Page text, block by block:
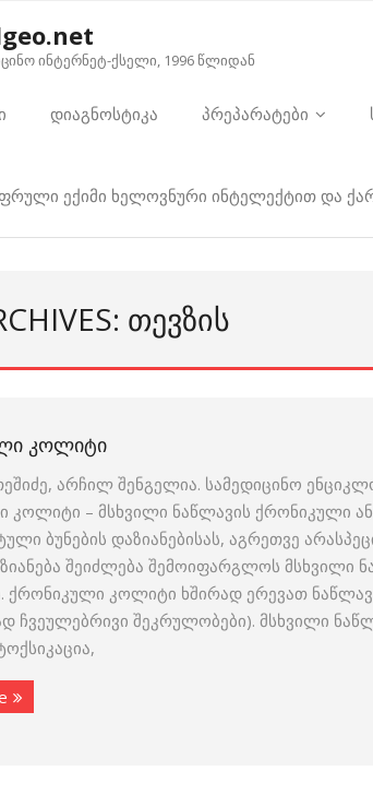
ინტერნეტ-ქსელი, 1996 წლიდან
დიაგნოსტიკა პრეპარატები
ექიმი ხელოვნური ინტელექტით და
ᲗᲔᲕᲖᲘᲡ
ᲙᲝᲚᲘᲢᲘ
არჩილ შენგელია. სამედიცინო
კოლიტი – მსხვილი ნაწლავის ქრონიკული
ბუნების დაზიანებისას, აგრეთვე
შეიძლება შემოიფარგლოს მსხვილი
ქრონიკული კოლიტი ხშირად ერევათ
ჩვეულებრივი შეკრულობები). მსხვილი